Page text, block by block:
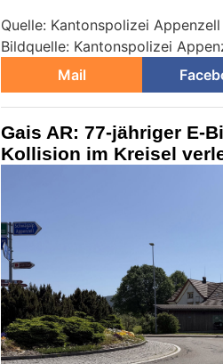
Quelle: Kantonspolizei
Bildquelle: Kantonspolizei
Mail
Gais AR: 77-jähriger E-
Kollision im Kreisel